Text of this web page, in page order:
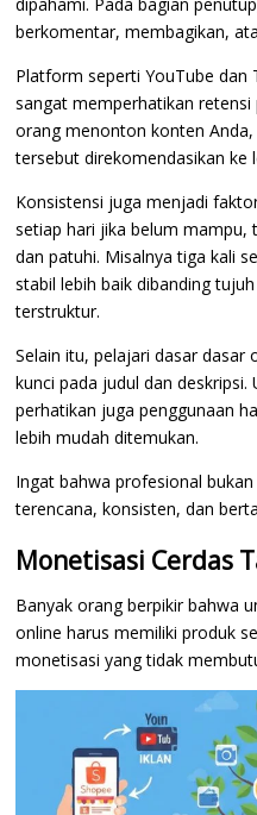
berkomentar, membagikan,
Platform seperti YouTube
sangat memperhatikan
orang menonton konten
tersebut direkomendasikan ke
Konsistensi juga menjadi
setiap hari jika belum mampu,
dan patuhi. Misalnya tiga kali
stabil lebih baik dibanding
terstruktur.
Selain itu, pelajari dasar dasar
kunci pada judul dan
perhatikan juga penggunaan
lebih mudah ditemukan.
Ingat bahwa profesional
terencana, konsisten, dan
Monetisasi Cerdas
Banyak orang berpikir bahwa
online harus memiliki produk
monetisasi yang tidak